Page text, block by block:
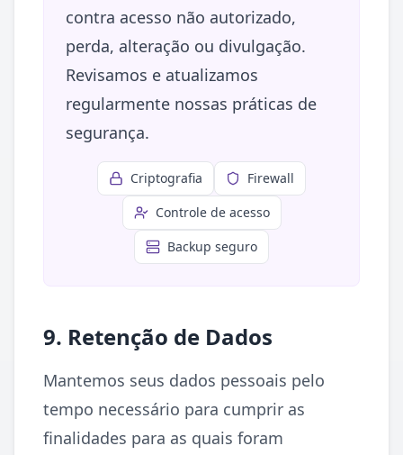
contra acesso não autorizado,
perda, alteração ou divulgação.
Revisamos e atualizamos
regularmente nossas práticas de
segurança.
Criptografia
Firewall
Controle de acesso
Backup seguro
9. Retenção de Dados
Mantemos seus dados pessoais pelo
tempo necessário para cumprir as
finalidades para as quais foram